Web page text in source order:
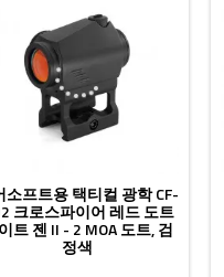
소프트용 택티컬 광학 CF-
크로스파이어 레드 도트
트 젠 II - 2 MOA 도트, 검
정색